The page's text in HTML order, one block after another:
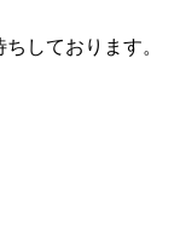
しております。